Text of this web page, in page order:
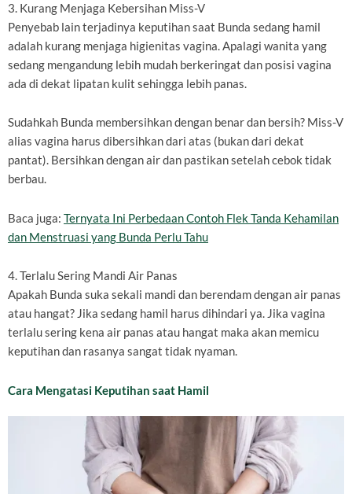
3. Kurang Menjaga Kebersihan Miss-V
Penyebab lain terjadinya keputihan saat Bunda sedang hamil
adalah kurang menjaga higienitas vagina. Apalagi wanita yang
sedang mengandung lebih mudah berkeringat dan posisi vagina
ada di dekat lipatan kulit sehingga lebih panas.
Sudahkah Bunda membersihkan dengan benar dan bersih? Miss-V
alias vagina harus dibersihkan dari atas (bukan dari dekat
pantat). Bersihkan dengan air dan pastikan setelah cebok tidak
berbau.
Baca juga: Ternyata Ini Perbedaan Contoh Flek Tanda Kehamilan
dan Menstruasi yang Bunda Perlu Tahu
4. Terlalu Sering Mandi Air Panas
Apakah Bunda suka sekali mandi dan berendam dengan air panas
atau hangat? Jika sedang hamil harus dihindari ya. Jika vagina
terlalu sering kena air panas atau hangat maka akan memicu
keputihan dan rasanya sangat tidak nyaman.
Cara Mengatasi Keputihan saat Hamil